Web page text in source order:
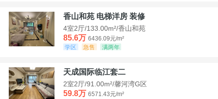
香山和苑 电梯洋房 装修
4室2厅/133.00m²/香山和苑
85.6万 6436.09元/m²
学区
急售 满两年
天成国际临江套二
2室2厅/91.00m²/馨河湾G区
59.8万 6571.43元/m²